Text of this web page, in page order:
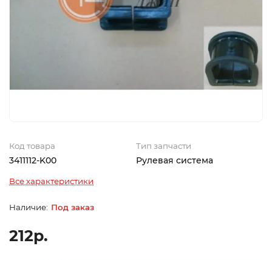
Код товара
3411112-K00
Тип запчасти
Рулевая система
Все характеристики
Под заказ
212р.